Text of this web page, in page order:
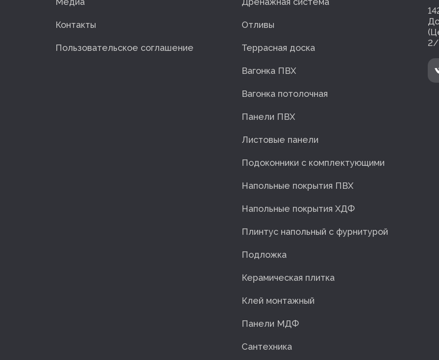
Контакты
Пользовательское соглашение
Отливы
Террасная доска
Вагонка ПВХ
Вагонка потолочная
Панели ПВХ
Листовые панели
Подоконники с комплектующими
Напольные покрытия ПВХ
Напольные покрытия ХДФ
Плинтус напольный с фурнитурой
Подложка
Керамическая плитка
Клей монтажный
Панели МДФ
Сантехника
2/